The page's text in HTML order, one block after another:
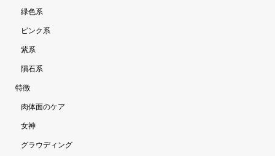
緑色系
ピンク系
紫系
隕石系
特徴
肉体面のケア
女神
グラウディング